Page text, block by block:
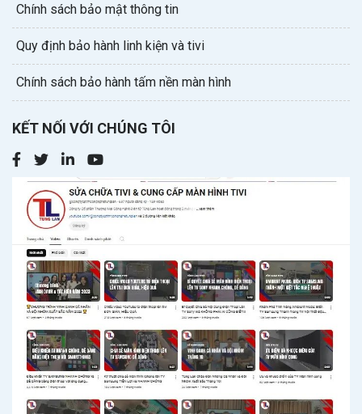
Chính sách bảo mật thông tin
Quy định bảo hành linh kiện và tivi
Chính sách bảo hành tấm nền màn hình
KẾT NỐI VỚI CHÚNG TÔI